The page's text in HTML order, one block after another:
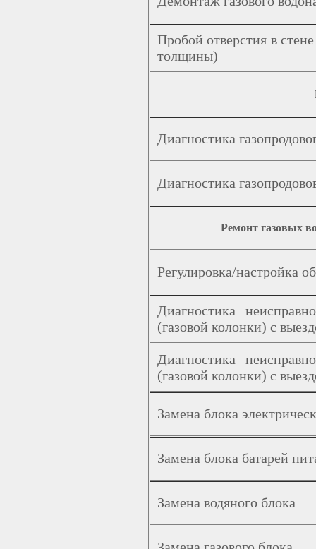
Пробой отверстия в
толщины)
Диагностика
Диагностика
Ремонт газовых
Регулировка/настройка
Диагностика
(газовой колонки) с
Диагностика
(газовой колонки) с
Замена блока
Замена блока батарей
Замена водяного блока